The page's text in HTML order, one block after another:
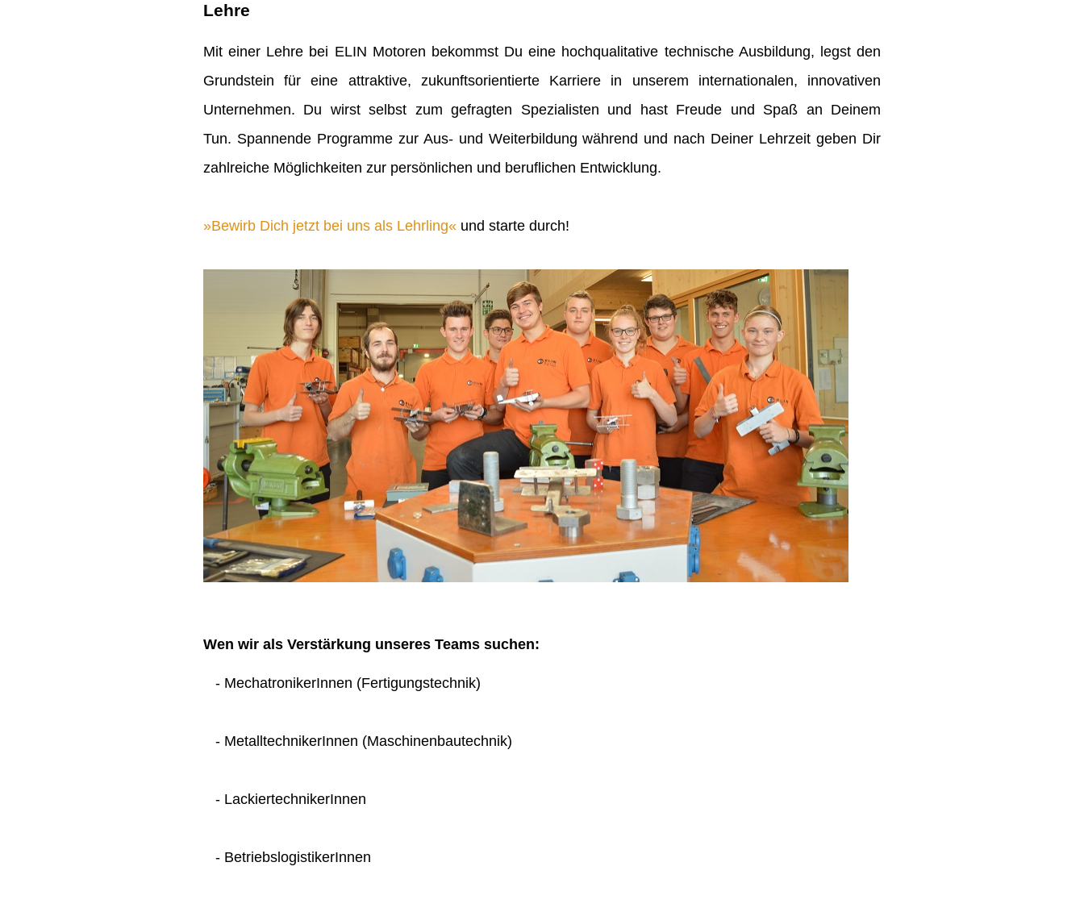
Lehre
Mit einer Lehre bei ELIN Motoren bekommst Du eine hochqualitative technische Ausbildung, legst den
Grundstein für eine attraktive, zukunftsorientierte Karriere in unserem internationalen, innovativen
Unternehmen. Du wirst selbst zum gefragten Spezialisten und hast Freude und Spaß an Deinem
Tun. Spannende Programme zur Aus- und Weiterbildung während und nach Deiner Lehrzeit geben Dir
zahlreiche Möglichkeiten zur persönlichen und beruflichen Entwicklung.
Bewirb Dich jetzt bei uns als Lehrling und starte durch!
Wen wir als Verstärkung unseres Teams suchen:
- MechatronikerInnen (Fertigungstechnik)
- MetalltechnikerInnen (Maschinenbautechnik)
- LackiertechnikerInnen
- BetriebslogistikerInnen